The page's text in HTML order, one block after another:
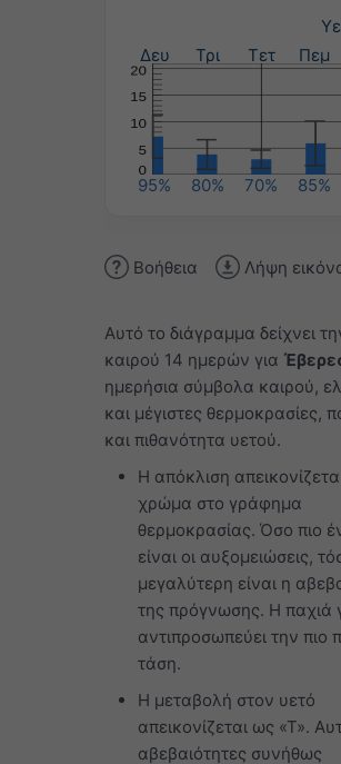
Δευ
Τρι Τετ Πεμ
95% 80% 70% 85%
Βοήθεια Λήψη
Αυτό το διάγραμμα δείχνει
καιρού 14 ημερών για
ημερήσια σύμβολα καιρού,
και μέγιστες θερμοκρασίες,
και πιθανότητα υετού.
Η απόκλιση
χρώμα στο γράφημα
θερμοκρασίας. Όσο πιο
είναι οι αυξομειώσεις,
μεγαλύτερη είναι η
της πρόγνωσης. Η παχιά
αντιπροσωπεύει την πιο
τάση.
Η μεταβολή στον υετό
απεικονίζεται ως «Τ».
αβεβαιότητες συνήθως